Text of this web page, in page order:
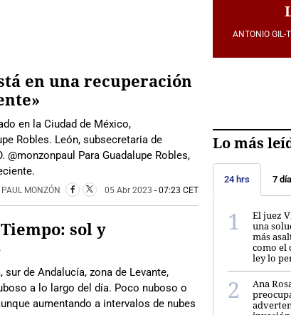
ANTONIO GIL-
en una recuperación
en la Ciudad de México,
Robles. León, subsecretaria de
Para Guadalupe Robles,
PAUL MONZÓN 05 Abr 2023 - 07:23 CET
sol y
de Andalucía, zona de Levante,
a lo largo del día. Poco nuboso o
aumentando a intervalos de nubes
Lo más
24 hrs 7
El juez
una
más
como el
ley lo
Ana